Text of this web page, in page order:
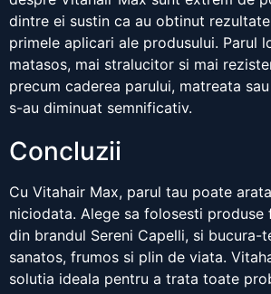
dintre ei sustin ca au obtinut
primele aplicari ale produsului. Parul
matasos, mai stralucitor si mai
precum caderea parului, matreata
s-au diminuat semnificativ.
Concluzii
Cu Vitahair Max, parul tau poate
niciodata. Alege sa folosesti produse
din brandul Sereni Capelli, si bucura-
sanatos, frumos si plin de viata.
solutia ideala pentru a trata toate